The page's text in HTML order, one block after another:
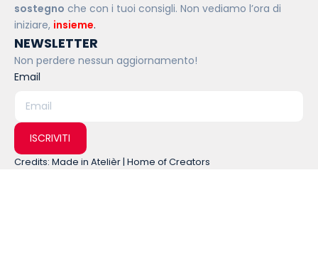
sostegno che con i tuoi consigli. Non vediamo l’ora di
iniziare, insieme.
NEWSLETTER
Non perdere nessun aggiornamento!
Email
ISCRIVITI
Credits: Made in Atelièr | Home of Creators